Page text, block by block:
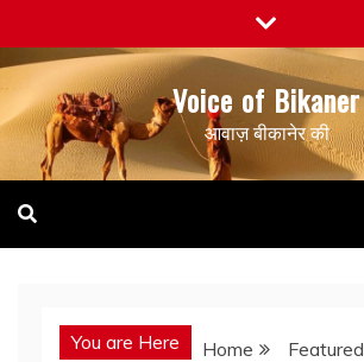
to
content
Voice of Bikaner
आवाज़ बीकानेर की
You are Here Home
Featured